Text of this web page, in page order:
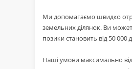
Ми допомагаємо швидко
земельних ділянок. Ви
позики становить від 50 000
Наші умови максимально